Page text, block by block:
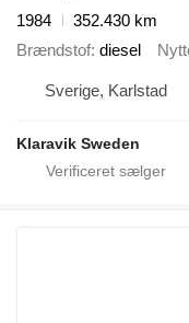
1984
352.430 km
Brændstof diesel
Sverige, Karlstad
Klaravik Sweden